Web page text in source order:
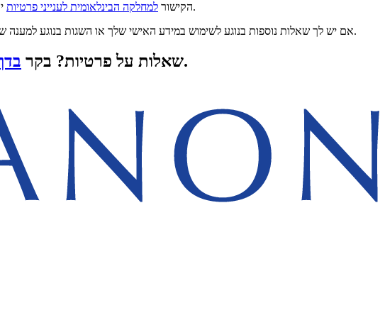
הקישור למחלקה הבינלאומית לענייני פרטיות
יכול לשמש בנוסף כדי לשלוח שאלות ו/או להגיש תלונות הקשורות לעיבוד מידע אישי או למימוש זכויות, כמפורט במדיניות הפרטיות שלנו.
אם יש לך שאלות נוספות בנוגע לשימוש במידע האישי שלך או השגות בנוגע למענה שלנו לעניין מימוש זכויותיך, הנך רשאי להגיש תלונה אצל הרשות הרגולטורית המקומית להגנת מידע, או בבית המשפט המקומי, לפי העניין.
שאלות על פרטיות? בקרשלנו לקבלת מידע נוסף על זכויות הפרטיות שלך ועל מידע ספציפי למדינה.